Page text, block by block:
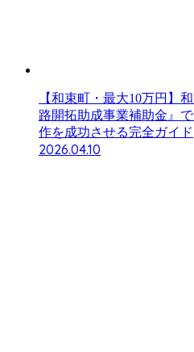
【和束町・最大10万円】
路開拓助成事業補助金』
作を成功させる完全ガイド
2026.04.10